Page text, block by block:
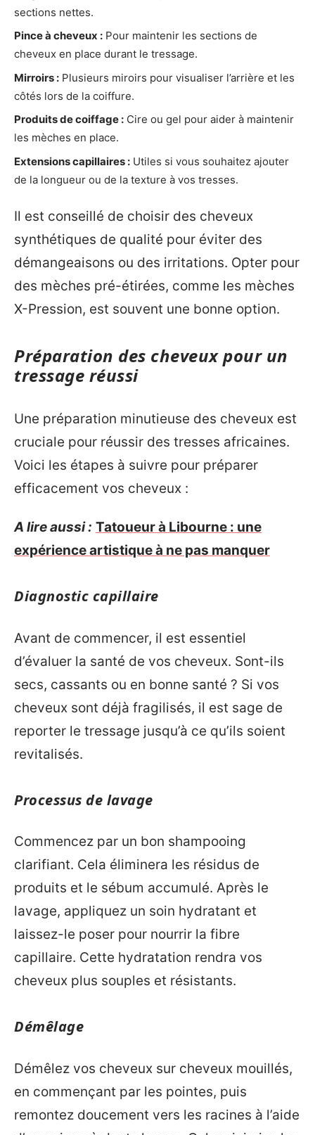
sections nettes.
Pince à cheveux : Pour maintenir les sections de
cheveux en place durant le tressage.
Mirroirs : Plusieurs miroirs pour visualiser l’arrière et les
côtés lors de la coiffure.
Produits de coiffage : Cire ou gel pour aider à maintenir
les mèches en place.
Extensions capillaires : Utiles si vous souhaitez ajouter
de la longueur ou de la texture à vos tresses.
Il est conseillé de choisir des cheveux
synthétiques de qualité pour éviter des
démangeaisons ou des irritations. Opter pour
des mèches pré-étirées, comme les mèches
X-Pression, est souvent une bonne option.
Préparation des cheveux pour un
tressage réussi
Une préparation minutieuse des cheveux est
cruciale pour réussir des tresses africaines.
Voici les étapes à suivre pour préparer
efficacement vos cheveux :
A lire aussi : Tatoueur à Libourne : une
expérience artistique à ne pas manquer
Diagnostic capillaire
Avant de commencer, il est essentiel
d’évaluer la santé de vos cheveux. Sont-ils
secs, cassants ou en bonne santé ? Si vos
cheveux sont déjà fragilisés, il est sage de
reporter le tressage jusqu’à ce qu’ils soient
revitalisés.
Processus de lavage
Commencez par un bon shampooing
clarifiant. Cela éliminera les résidus de
produits et le sébum accumulé. Après le
lavage, appliquez un soin hydratant et
laissez-le poser pour nourrir la fibre
capillaire. Cette hydratation rendra vos
cheveux plus souples et résistants.
Démêlage
Démêlez vos cheveux sur cheveux mouillés,
en commençant par les pointes, puis
remontez doucement vers les racines à l’aide